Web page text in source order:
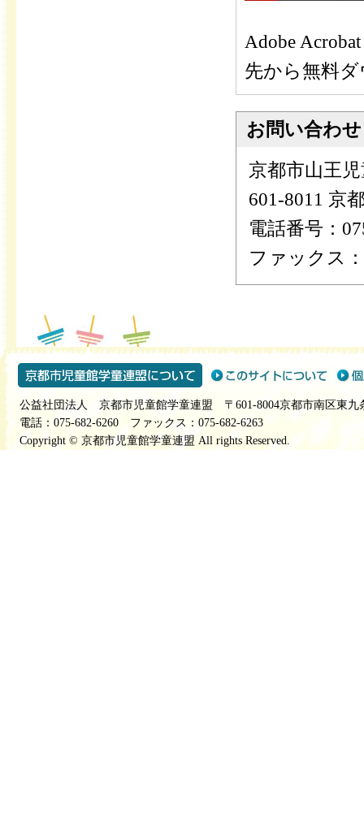
Adobe
先から無料
お問い合わせ
京都市山王
601-8011 京
電話番号：
ファックス
公益社団法人 京都市児童館学童連盟 〒601-8004京都市南区東九
電話：075-682-6260 ファックス：075-682-6263
Copyright © 京都市児童館学童連盟 All rights Reserved.